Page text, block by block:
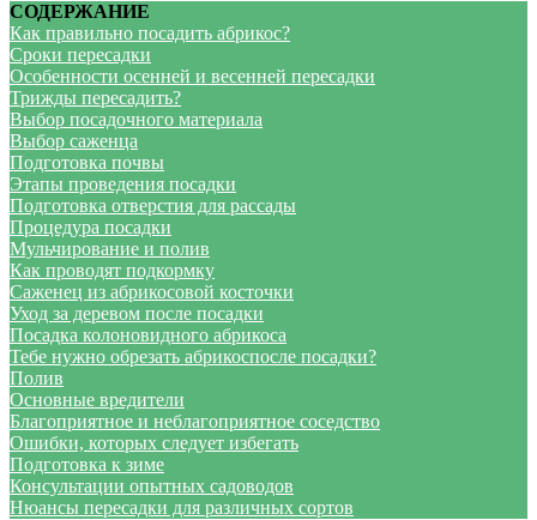
СОДЕРЖАНИЕ
Как правильно посадить абрикос?
Сроки пересадки
Особенности осенней и весенней пересадки
Трижды пересадить?
Выбор посадочного материала
Выбор саженца
Подготовка почвы
Этапы проведения посадки
Подготовка отверстия для рассады
Процедура посадки
Мульчирование и полив
Как проводят подкормку
Саженец из абрикосовой косточки
Уход за деревом после посадки
Посадка колоновидного абрикоса
Тебе нужно обрезать абрикоспосле посадки?
Полив
Основные вредители
Благоприятное и неблагоприятное соседство
Ошибки, которых следует избегать
Подготовка к зиме
Консультации опытных садоводов
Нюансы пересадки для различных сортов